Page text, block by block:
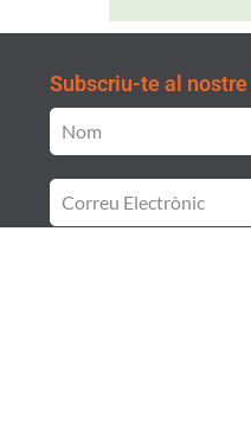
Subscriu-te al